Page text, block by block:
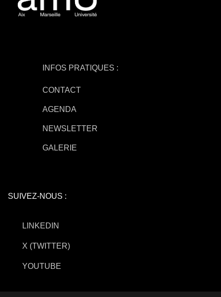
INFOS PRATIQUES :
CONTACT
AGENDA
NEWSLETTER
GALERIE
SUIVEZ-NOUS :
LINKEDIN
X (TWITTER)
YOUTUBE